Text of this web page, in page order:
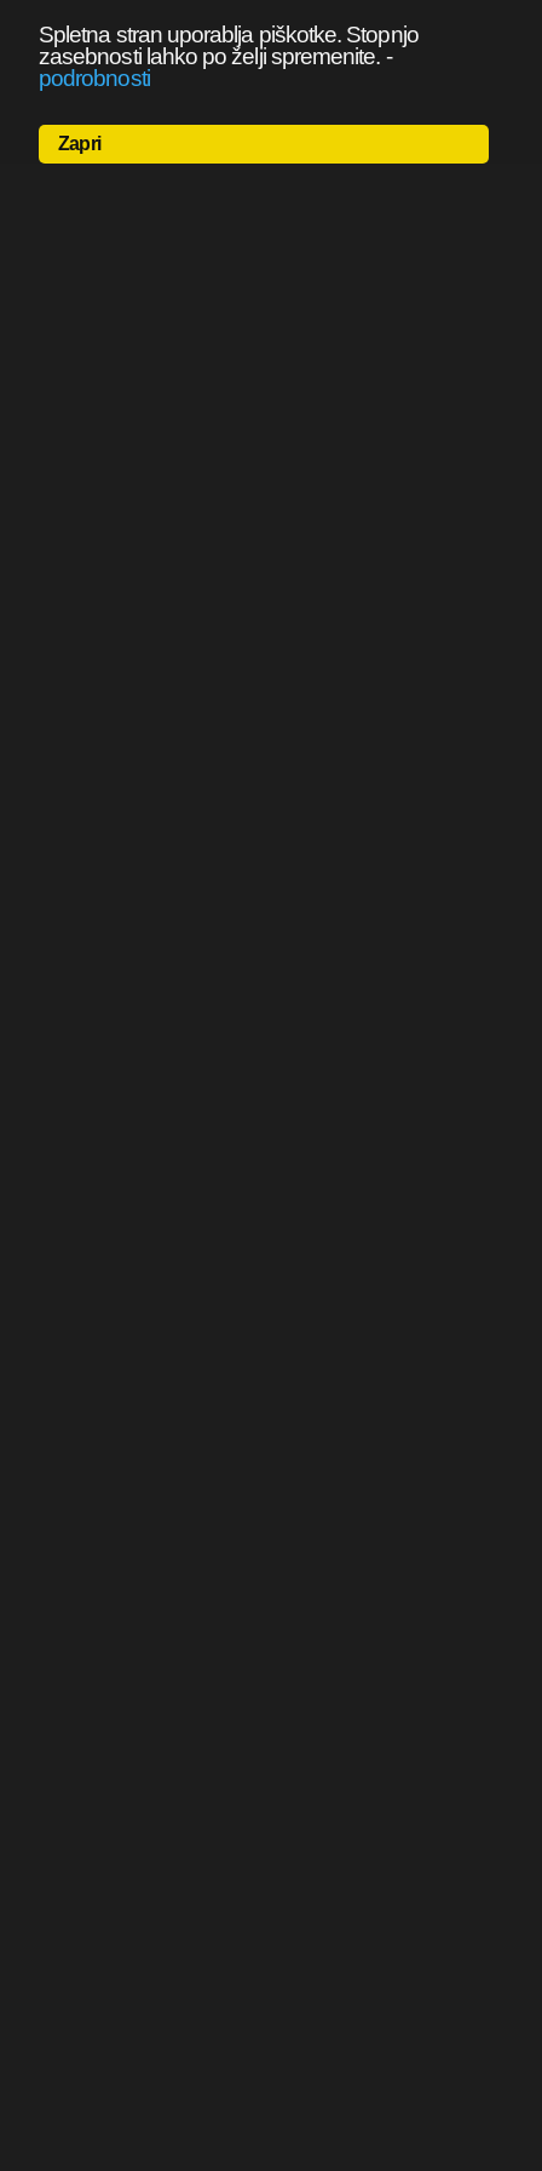
Spletna stran uporablja piškotke. Stopnjo
zasebnosti lahko po želji spremenite. -
podrobnosti
Zapri